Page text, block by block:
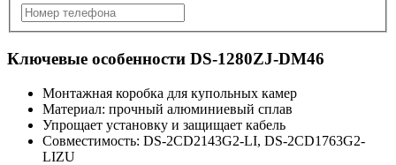
Ключевые особенности DS-1280ZJ-DM46
Монтажная коробка для купольных камер
Материал: прочный алюминиевый сплав
Упрощает установку и защищает кабель
Совместимость: DS-2CD2143G2-LI, DS-2CD1763G2-
LIZU